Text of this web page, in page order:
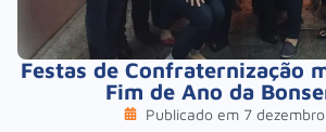
Festas de Confraternização
Fim de Ano da
Publicado em 7